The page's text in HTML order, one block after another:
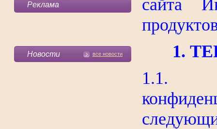
Реклама
Новости все новости
сайта
1.
1.1. В